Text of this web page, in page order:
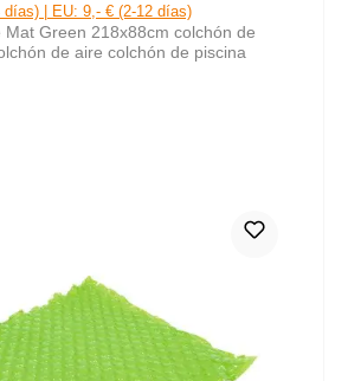
días) | EU: 9,- € (2-12 días)
Mat Green 218x88cm colchón de
de aire colchón de piscina